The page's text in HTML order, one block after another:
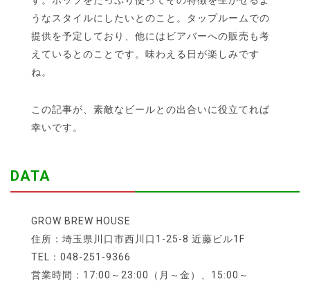
うなスタイルにしたいとのこと。タップルームでの
提供を予定しており、他にはビアバーへの販売も考
えているとのことです。味わえる日が楽しみです
ね。
この記事が、素敵なビールとの出合いに役立てれば
幸いです。
DATA
GROW BREW HOUSE
住所：埼玉県川口市西川口1-25-8 近藤ビル1F
TEL：048-251-9366
営業時間：17:00～23:00（月～金）、15:00～